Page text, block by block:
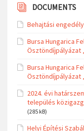
DOCUMENTS
Behajtási
Bursa Hungarica
Ösztöndíjpályázat
Bursa Hungarica
Ösztöndíjpályázat
2024. évi
település
(285 kB)
Helyi Építési